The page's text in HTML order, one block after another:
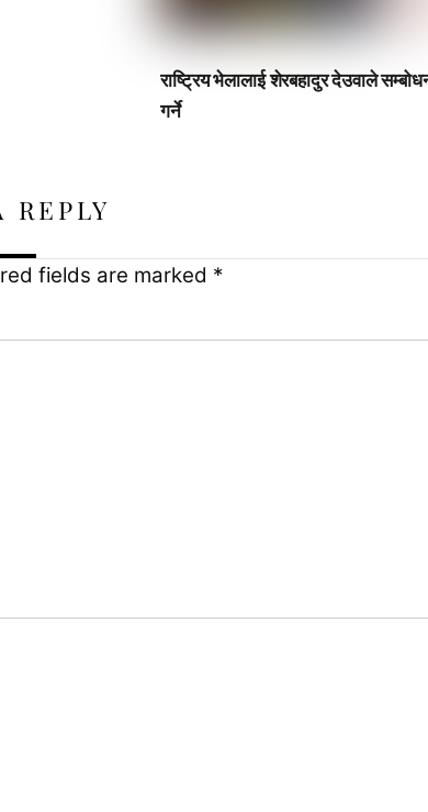
राष्ट्रिय भेलालाई शेरबहादुर देउवाले
गर्ने
REPLY
fields are marked *